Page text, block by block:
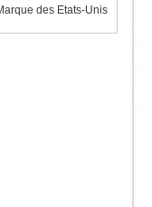
des Etats-Unis